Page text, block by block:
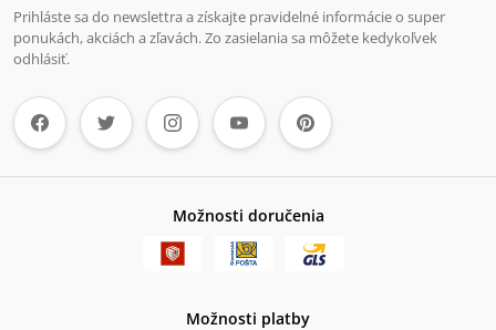
Prihláste sa do newslettra a získajte pravidelné informácie o super
ponukách, akciách a zľavách. Zo zasielania sa môžete kedykoľvek
odhlásiť.
Možnosti doručenia
Možnosti platby